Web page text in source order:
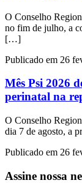
O Conselho
no fim de julho, a
[…]
Publicado em 26
Mês Psi 2026
perinatal na
O Conselho
dia 7 de agosto, a
Publicado em 26
Assine nossa